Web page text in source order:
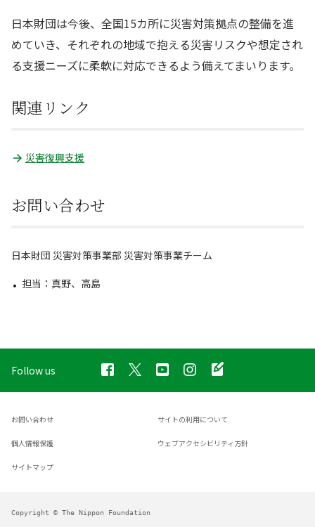
日本財団は今後、全国15カ所に災害対策拠点の整備を進
めていき、それぞれの地域で抱える災害リスクや想定され
る支援ニーズに柔軟に対応できるよう備えてまいります。
関連リンク
災害復興支援
お問い合わせ
日本財団 災害対策事業部 災害対策事業チーム
担当：真野、高島
Follow us
お問い合わせ サイトの利用について
個人情報保護 ウェブアクセシビリティ方針
サイトマップ
Copyright © The Nippon Foundation